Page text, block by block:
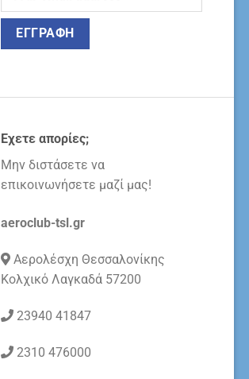
Εχετε απορίες;
Μην διστάσετε να
επικοινωνήσετε μαζί μας!
aeroclub-tsl.gr
Αερολέσχη Θεσσαλονίκης
Κολχικό Λαγκαδά 57200
23940 41847
2310 476000